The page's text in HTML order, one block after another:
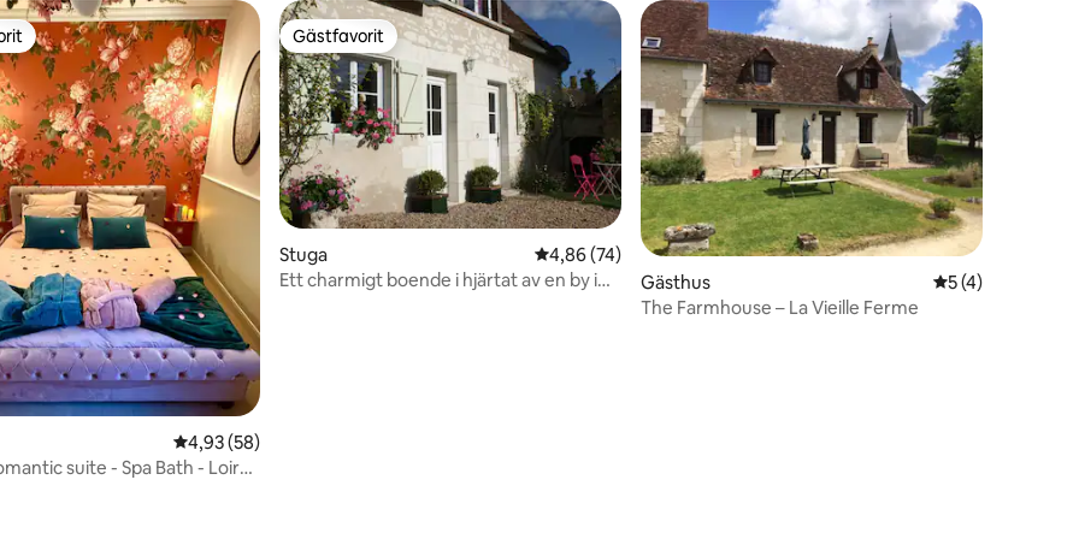
betyg, 5 omdömen
4,93 av 5 i genomsnittligt betyg, 58 omdömen
4,93 (58)
suite - Spa Bath - Loire
Gästfavorit
Gästfavorit
Stuga 4,86 av 5 i genomsnittligt betyg, 74 omdömen
4,86 (74)
Ett charmigt boende i hjärtat av en by i
Gästhus 5 av 5 i
5 (4)
The Farmhouse – La Vieille Ferme